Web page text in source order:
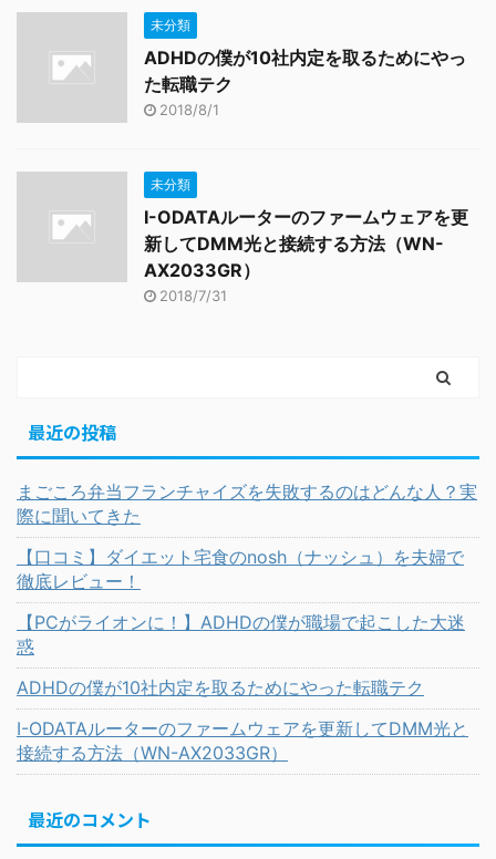
未分類
ADHDの僕が10社内定を取るためにやっ
た転職テク
2018/8/1
未分類
I-ODATAルーターのファームウェアを更
新してDMM光と接続する方法（WN-
AX2033GR）
2018/7/31
最近の投稿
まごころ弁当フランチャイズを失敗するのはどんな人？実
際に聞いてきた
【口コミ】ダイエット宅食のnosh（ナッシュ）を夫婦で
徹底レビュー！
【PCがライオンに！】ADHDの僕が職場で起こした大迷
惑
ADHDの僕が10社内定を取るためにやった転職テク
I-ODATAルーターのファームウェアを更新してDMM光と
接続する方法（WN-AX2033GR）
最近のコメント